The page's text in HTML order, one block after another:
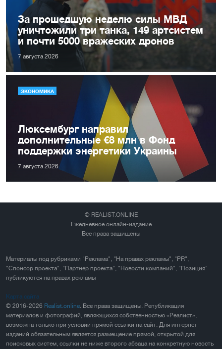
За прошедшую неделю силы МВД
уничтожили три танка, 149 артсистем
и почти 5000 вражеских дронов
7 августа 2026
ЭКОНОМИКА
Люксембург направил
дополнительные €8 млн в Фонд
поддержки энергетики Украины
7 августа 2026
© REALIST.ONLINE
Ежедневное онлайн-издание
Все права защищены
Материалы под рубриками "Реклама", "На правах рекламы", "PR",
"Спонсор проекта", "Партнер проекта", "Новости компаний", "Позиция"
публикуются на правах рекламы
Карта сайта
© 2016-2026 Realist.online. Все права защищены. Републикация
материалов и фотографий, являющихся собственностью «Реалист»,
возможна только при условии прямой ссылки на сайт. Для интернет-
изданий обязательным является размещение прямой, открытой для
поисковых систем, ссылки не ниже второго абзаца на конкретную новость